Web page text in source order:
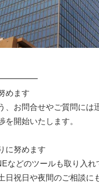
めます
、お問合せやご質問には
を開始いたします。
に努めます
などのツールも取り入れ
日祝日や夜間のご相談に